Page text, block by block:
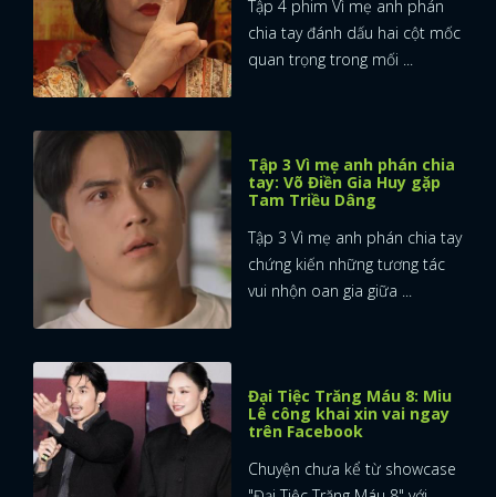
Tập 4 phim Vì mẹ anh phán
chia tay đánh dấu hai cột mốc
quan trọng trong mối ...
Tập 3 Vì mẹ anh phán chia
tay: Võ Điền Gia Huy gặp
Tam Triều Dâng
Tập 3 Vì mẹ anh phán chia tay
chứng kiến những tương tác
vui nhộn oan gia giữa ...
Đại Tiệc Trăng Máu 8: Miu
Lê công khai xin vai ngay
trên Facebook
Chuyện chưa kể từ showcase